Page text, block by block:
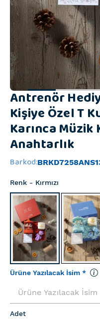
Antrenör
Kişiye Özel T
Karınca
Anahtarlık
Barkod:
Renk - Kırmızı
Ürüne Yazılacak İsim *
Adet